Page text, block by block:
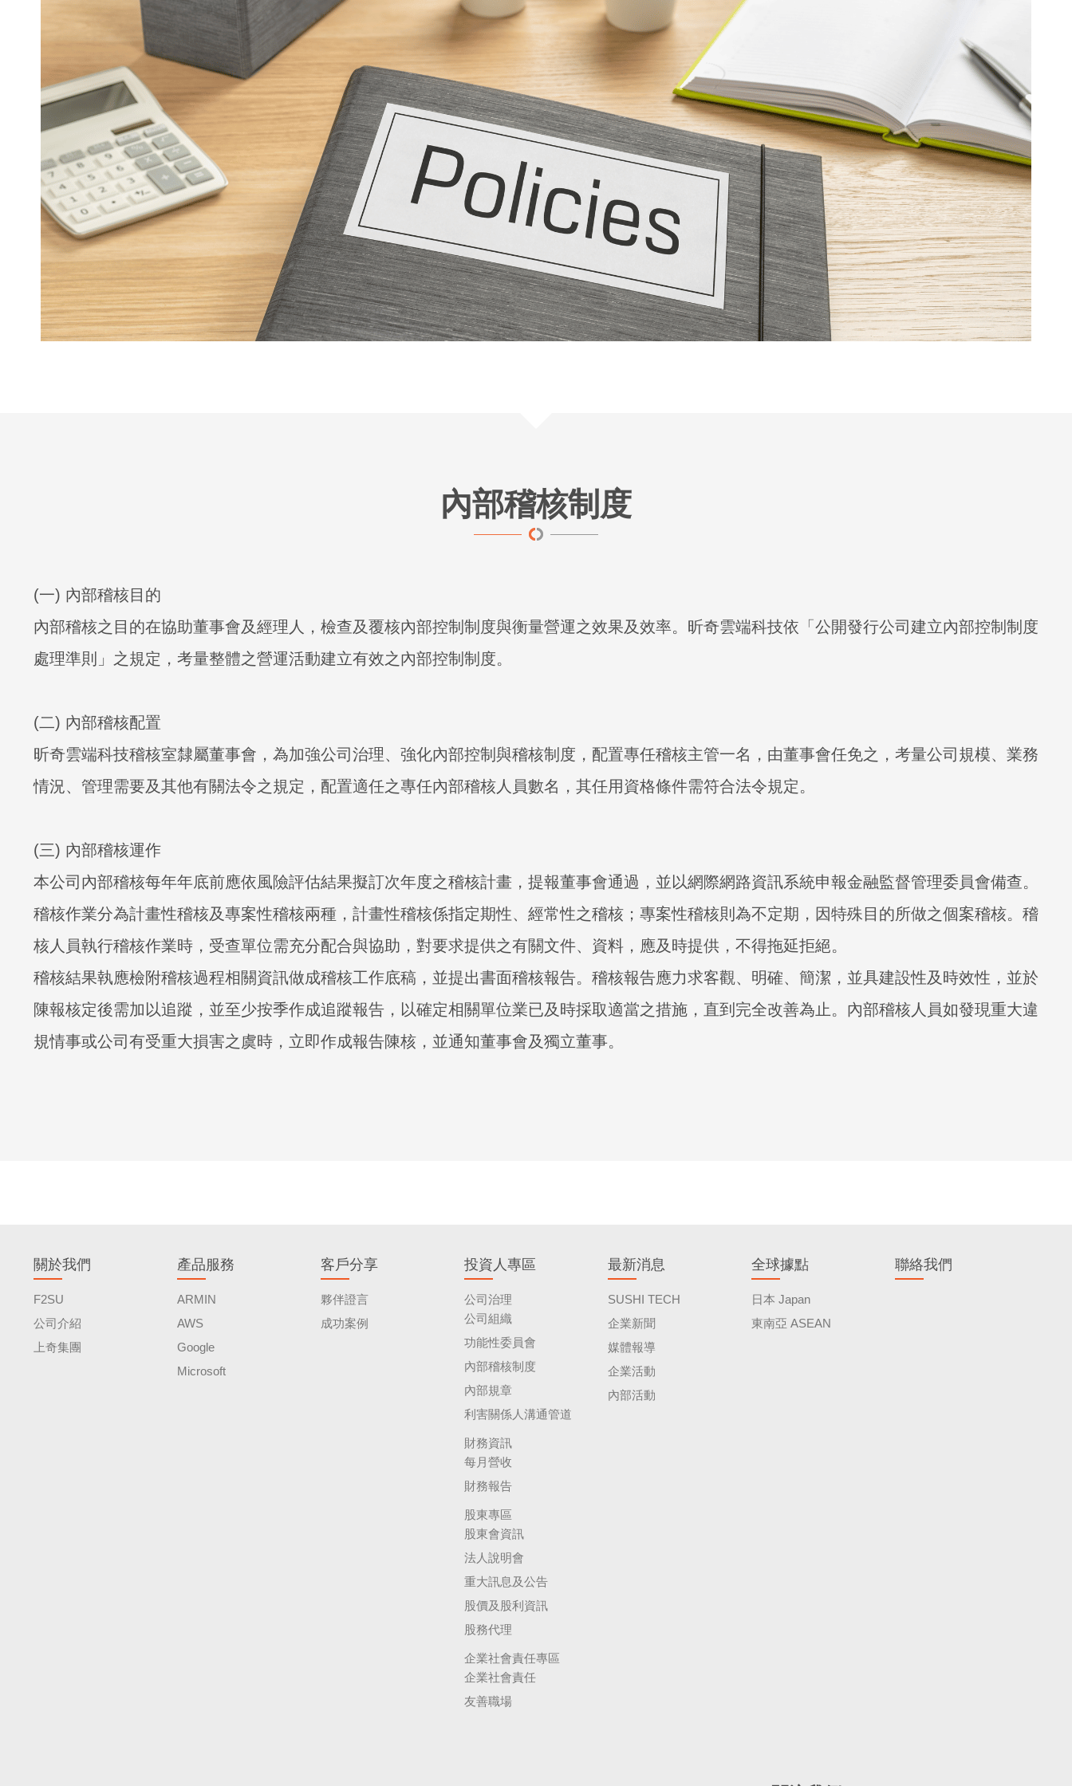
內部稽核制度
(一) 內部稽核目的
內部稽核之目的在協助董事會及經理人，檢查及覆核內部控制制度與衡量營運之效果及效率。昕奇雲端科技依「公開發行公司建立內部控制制度
處理準則」之規定，考量整體之營運活動建立有效之內部控制制度。
(二) 內部稽核配置
昕奇雲端科技稽核室隸屬董事會，為加強公司治理、強化內部控制與稽核制度，配置專任稽核主管一名，由董事會任免之，考量公司規模、業務
情況、管理需要及其他有關法令之規定，配置適任之專任內部稽核人員數名，其任用資格條件需符合法令規定。
(三) 內部稽核運作
本公司內部稽核每年年底前應依風險評估結果擬訂次年度之稽核計畫，提報董事會通過，並以網際網路資訊系統申報金融監督管理委員會備查。
稽核作業分為計畫性稽核及專案性稽核兩種，計畫性稽核係指定期性、經常性之稽核；專案性稽核則為不定期，因特殊目的所做之個案稽核。稽
核人員執行稽核作業時，受查單位需充分配合與協助，對要求提供之有關文件、資料，應及時提供，不得拖延拒絕。
稽核結果執應檢附稽核過程相關資訊做成稽核工作底稿，並提出書面稽核報告。稽核報告應力求客觀、明確、簡潔，並具建設性及時效性，並於
陳報核定後需加以追蹤，並至少按季作成追蹤報告，以確定相關單位業已及時採取適當之措施，直到完全改善為止。內部稽核人員如發現重大違
規情事或公司有受重大損害之虞時，立即作成報告陳核，並通知董事會及獨立董事。
關於我們
F2SU
公司介紹
上奇集團
產品服務
ARMIN
AWS
Google
Microsoft
客戶分享
夥伴證言
成功案例
投資人專區
公司治理
公司組織
功能性委員會
內部稽核制度
內部規章
利害關係人溝通管道
財務資訊
每月營收
財務報告
股東專區
股東會資訊
法人說明會
重大訊息及公告
股價及股利資訊
股務代理
企業社會責任專區
企業社會責任
友善職場
最新消息
SUSHI TECH
企業新聞
媒體報導
企業活動
內部活動
全球據點
日本 Japan
東南亞 ASEAN
聯絡我們